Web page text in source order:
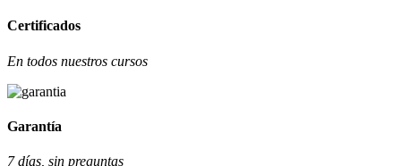
Certificados
En todos nuestros cursos
Garantía
7 días, sin preguntas